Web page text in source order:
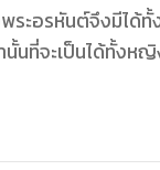
ะอรหันต์จึงมีได้ทั้
นั้นที่จะเป็นได้ทั้ง
สดงสอนไว้เท่านั้น
อมั่นในพระพุทธภา